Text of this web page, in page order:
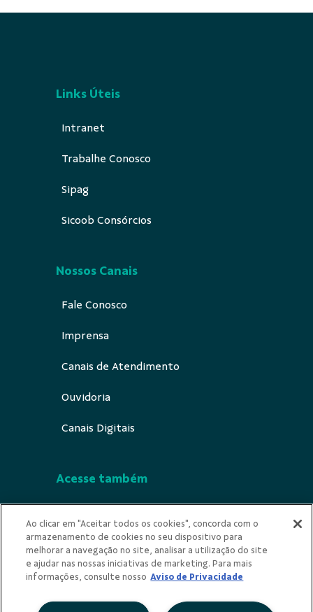
Links Úteis
Intranet
Trabalhe Conosco
Sipag
Sicoob Consórcios
Nossos Canais
Fale Conosco
Imprensa
Canais de Atendimento
Ouvidoria
Canais Digitais
Acesse também
Indícios de Ilicitude
Privacidade
Ao clicar em "Aceitar todos os cookies", concorda com o
armazenamento de cookies no seu dispositivo para
melhorar a navegação no site, analisar a utilização do site
e ajudar nas nossas iniciativas de marketing. Para mais
informações, consulte nosso Aviso de Privacidade